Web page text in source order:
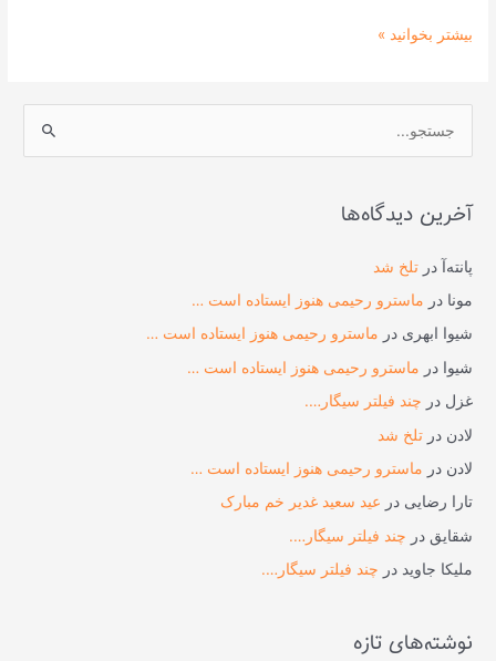
بیشتر بخوانید »
ج
ا
ی
:
آخرین دیدگاه‌ها
پانته‌آدرتلخ شد
مونا در ماسترو رحیمی هنوز ایستاده است …
شیوا ابهری در ماسترو رحیمی هنوز ایستاده است …
شیوا در ماسترو رحیمی هنوز ایستاده است …
غزل در چند فیلتر سیگار….
لادن درتلخ شد
لادن در ماسترو رحیمی هنوز ایستاده است …
تارا رضایی در عید سعید غدیر خم مبارک
شقایق در چند فیلتر سیگار….
ملیکا جاوید در چند فیلتر سیگار….
نوشته‌های تازه